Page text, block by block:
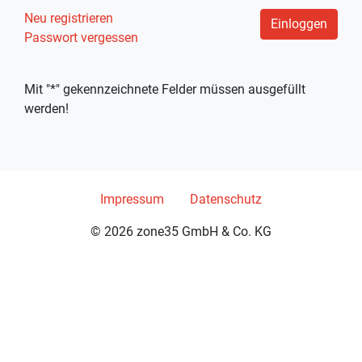
Neu registrieren
Passwort vergessen
Einloggen
Mit "*" gekennzeichnete Felder müssen ausgefüllt
werden!
© 2026 zone35 GmbH & Co. KG
Impressum Datenschutz